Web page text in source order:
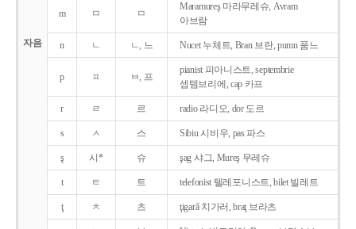
자음
m ㅁ ㅁ
Maramureş 마라무레슈, Avram
아브람
n ㄴ ㄴ, 느 Nucet 누체트, Bran 브란, pumn 품느
p ㅍ ㅂ, 프
pianist 피아니스트, septembrie
셉템브리에, cap 카프
r ㄹ 르 radio 라디오, dor 도르
s ㅅ 스 Sibiu 시비우, pas 파스
ş 시* 슈 şag 샤그, Mureş 무레슈
t ㅌ 트 telefonist 텔레포니스트, bilet 빌레트
ţ ㅊ 츠 ţigarǎ 치가러, braţ 브라츠